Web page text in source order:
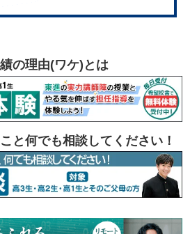
の理由(ワケ)とは
と何でも相談してください！